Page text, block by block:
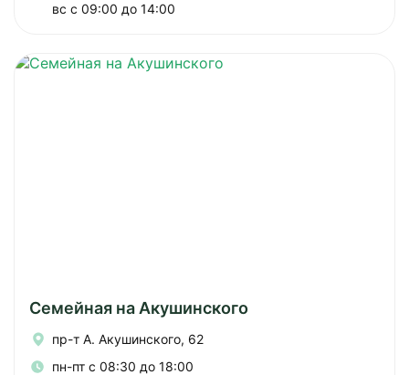
вс с 09:00 до 14:00
Семейная на Акушинского
пр-т А. Акушинского, 62
пн-пт с 08:30 до 18:00